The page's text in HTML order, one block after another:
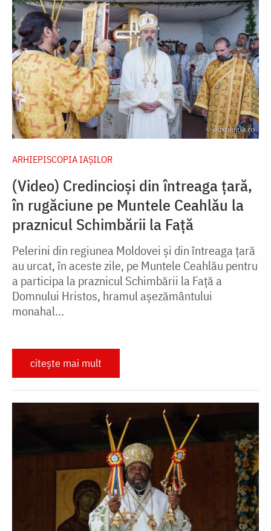
ARHIEPISCOPIA IAŞILOR
(Video) Credincioși din întreaga țară,
în rugăciune pe Muntele Ceahlău la
praznicul Schimbării la Față
Pelerini din regiunea Moldovei și din întreaga țară
au urcat, în aceste zile, pe Muntele Ceahlău pentru
a participa la praznicul Schimbării la Față a
Domnului Hristos, hramul așezământului
monahal...
citește mai mult